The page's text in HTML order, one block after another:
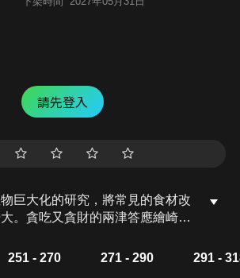
請先登入
巨大化的研究，將常見的食材改
。貪吃又貪財的兩津答應繪崎做
在街上引起大騷動。兩津帶著另
251 - 270 271 - 290 291 -